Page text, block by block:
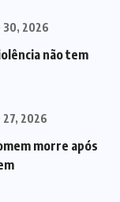
30, 2026
não tem
27, 2026
morre após